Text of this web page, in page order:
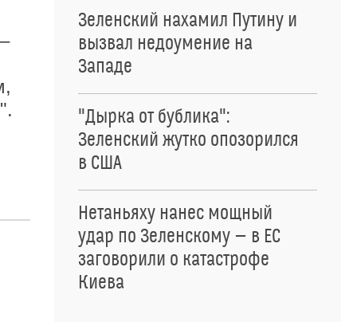
Зеленский нахамил Путину и
вызвал недоумение на
Западе
"Дырка от бублика":
Зеленский жутко опозорился
в США
Нетаньяху нанес мощный
удар по Зеленскому — в ЕС
заговорили о катастрофе
Киева